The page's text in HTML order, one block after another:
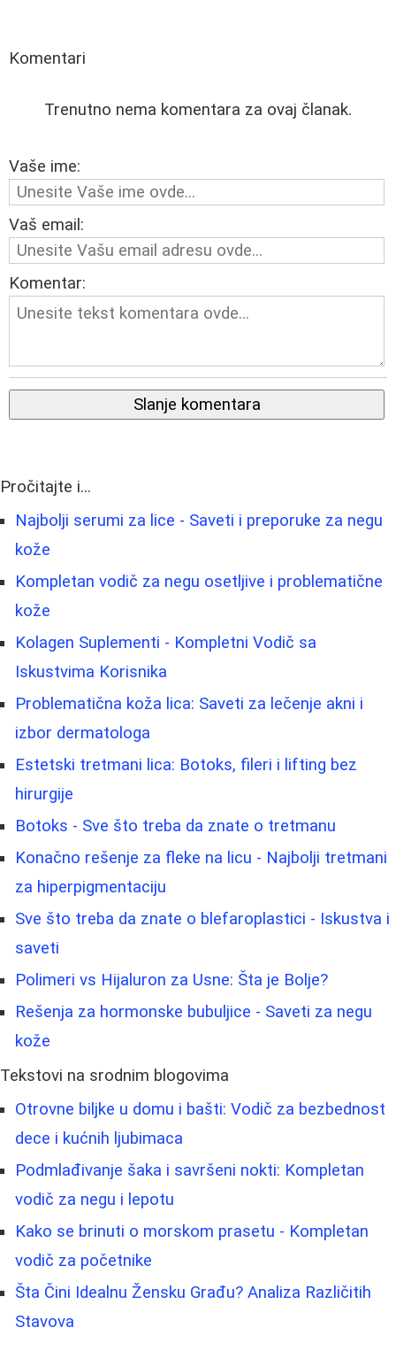
Komentari
Trenutno nema komentara za ovaj članak.
Vaše ime:
Vaš email:
Komentar:
Slanje komentara
Pročitajte i...
Najbolji serumi za lice - Saveti i preporuke za negu
kože
Kompletan vodič za negu osetljive i problematične
kože
Kolagen Suplementi - Kompletni Vodič sa
Iskustvima Korisnika
Problematična koža lica: Saveti za lečenje akni i
izbor dermatologa
Estetski tretmani lica: Botoks, fileri i lifting bez
hirurgije
Botoks - Sve što treba da znate o tretmanu
Konačno rešenje za fleke na licu - Najbolji tretmani
za hiperpigmentaciju
Sve što treba da znate o blefaroplastici - Iskustva i
saveti
Polimeri vs Hijaluron za Usne: Šta je Bolje?
Rešenja za hormonske bubuljice - Saveti za negu
kože
Tekstovi na srodnim blogovima
Otrovne biljke u domu i bašti: Vodič za bezbednost
dece i kućnih ljubimaca
Podmlađivanje šaka i savršeni nokti: Kompletan
vodič za negu i lepotu
Kako se brinuti o morskom prasetu - Kompletan
vodič za početnike
Šta Čini Idealnu Žensku Građu? Analiza Različitih
Stavova